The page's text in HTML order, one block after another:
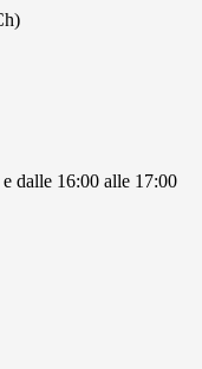
dalle 16:00 alle 17:00